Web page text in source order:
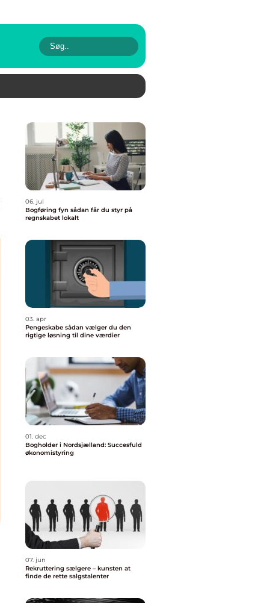
06. jul
Bogføring fyn sådan får du styr på
regnskabet lokalt
03. apr
Pengeskabe sådan vælger du den
rigtige løsning til dine værdier
01. dec
Bogholder i Nordsjælland: Succesfuld
økonomistyring
07. jun
Rekruttering sælgere – kunsten at
finde de rette salgstalenter